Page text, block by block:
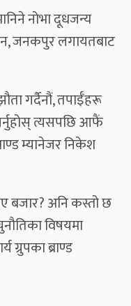
नोभा दूधजन्य
जनकपुर लगायतबाट
गर्दैनौं, तपाईँहरू
गर्नुहोस् त्यसपछि आफैं
म्यानेजरनिकेश
बजार? अनि कस्तो छ
विषयमा
ग्रुपका ब्राण्ड